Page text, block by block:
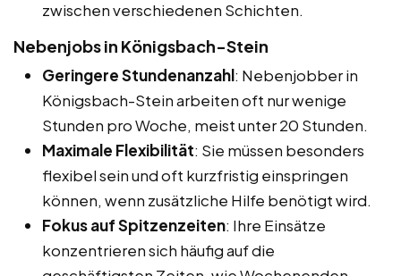
zwischen verschiedenen Schichten.
Nebenjobs in Königsbach-Stein
Geringere Stundenanzahl: Nebenjobber in
Königsbach-Stein arbeiten oft nur wenige
Stunden pro Woche, meist unter 20 Stunden.
Maximale Flexibilität: Sie müssen besonders
flexibel sein und oft kurzfristig einspringen
können, wenn zusätzliche Hilfe benötigt wird.
Fokus auf Spitzenzeiten: Ihre Einsätze
konzentrieren sich häufig auf die